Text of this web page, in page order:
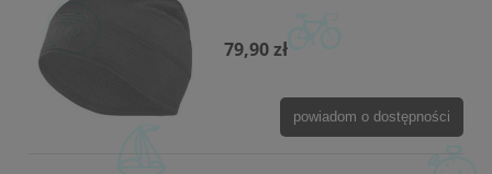
79,90 zł
powiadom o dostępności